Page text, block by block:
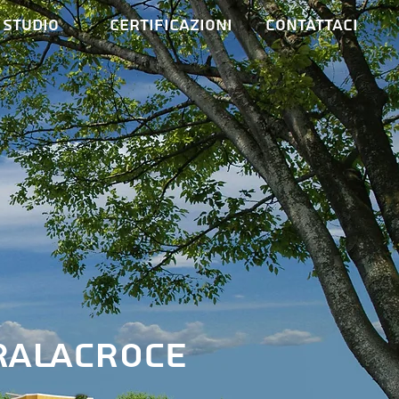
Studio Certificazioni Contattaci